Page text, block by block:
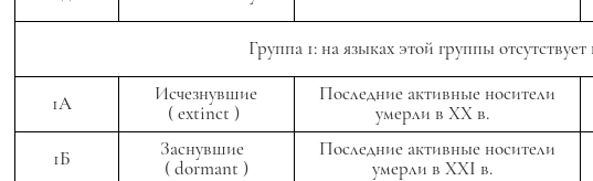
Группа 1: на языках этой группы
1А
Исчезнувшие
(extinct )
Последние активные носители
умерли в XX в.
1Б
Заснувшие
(dormant )
Последние активные носители
умерли в XXI в.